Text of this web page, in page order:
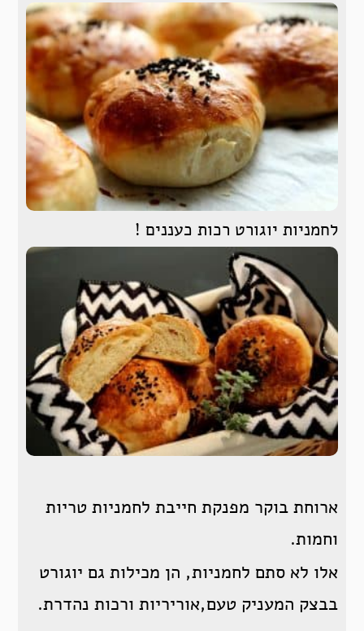
לחמניות יוגורט רכות כעננים !
ארוחת בוקר מפנקת חייבת לחמניות טריות
וחמות.
אלו לא סתם לחמניות, הן מכילות גם יוגורט
בבצק המעניק טעם,אוריריות ורכות נהדרת.